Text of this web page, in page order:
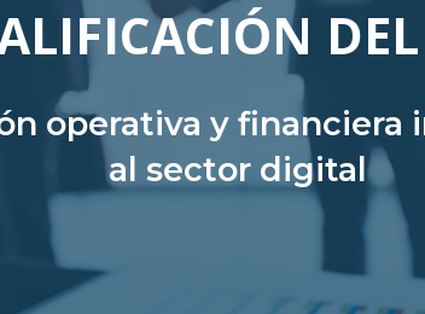
operativa y
al sector digital